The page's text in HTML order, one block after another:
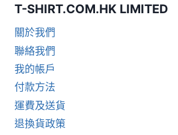
T-SHIRT.COM.HK LIMITED
關於我們
聯絡我們
我的帳戶
付款方法
運費及送貨
退換貨政策